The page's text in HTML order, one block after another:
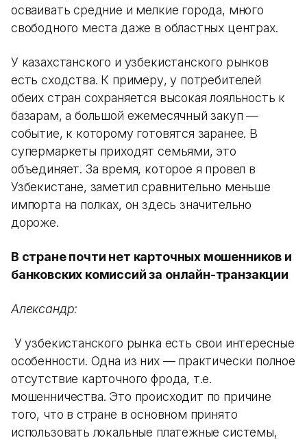
осваивать средние и мелкие города, много
свободного места даже в областных центрах.
У казахстанского и узбекистанского рынков
есть сходства. К примеру, у потребителей
обеих стран сохраняется высокая лояльность к
базарам, а большой ежемесячный закуп —
событие, к которому готовятся заранее. В
супермаркеты приходят семьями, это
объединяет. За время, которое я провел в
Узбекистане, заметил сравнительно меньше
импорта на полках, он здесь значительно
дороже.
В стране почти нет карточных мошенников и
банковских комиссий за онлайн-транзакции
Александр:
У узбекистанского рынка есть свои интересные
особенности. Одна из них — практически полное
отсутствие карточного фрода, т.е.
мошенничества. Это происходит по причине
того, что в стране в основном принято
использовать локальные платежные системы,